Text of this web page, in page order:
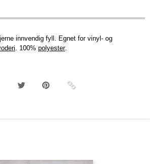
innvendig fyll. Egnet for vinyl- og
. 100% polyester.